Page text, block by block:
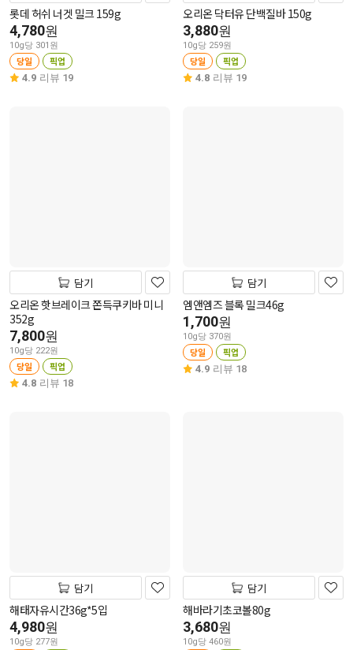
롯데 허쉬 너겟 밀크 159g
4,780원
10g당 301원
당일 픽업
4.9 리뷰 19
오리온 닥터유 단백질바 150g
3,880원
10g당 259원
당일 픽업
4.8 리뷰 19
담기
오리온 핫브레이크 쫀득쿠키바 미니
352g
7,800원
10g당 222원
당일 픽업
4.8 리뷰 18
담기
엠앤엠즈 블록 밀크46g
1,700원
10g당 370원
당일 픽업
4.9 리뷰 18
담기
해태자유시간36g*5입
4,980원
10g당 277원
담기
해바라기초코볼80g
3,680원
10g당 460원